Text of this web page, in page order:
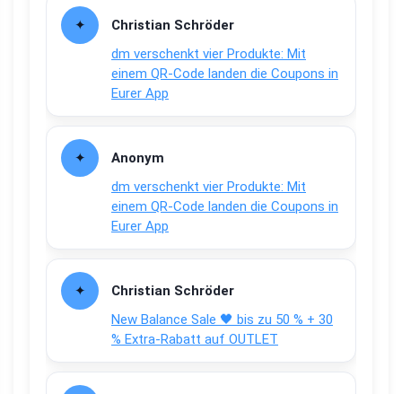
Christian Schröder
dm verschenkt vier Produkte: Mit
einem QR-Code landen die Coupons in
Eurer App
Anonym
dm verschenkt vier Produkte: Mit
einem QR-Code landen die Coupons in
Eurer App
Christian Schröder
New Balance Sale 🖤 bis zu 50 % + 30
% Extra-Rabatt auf OUTLET